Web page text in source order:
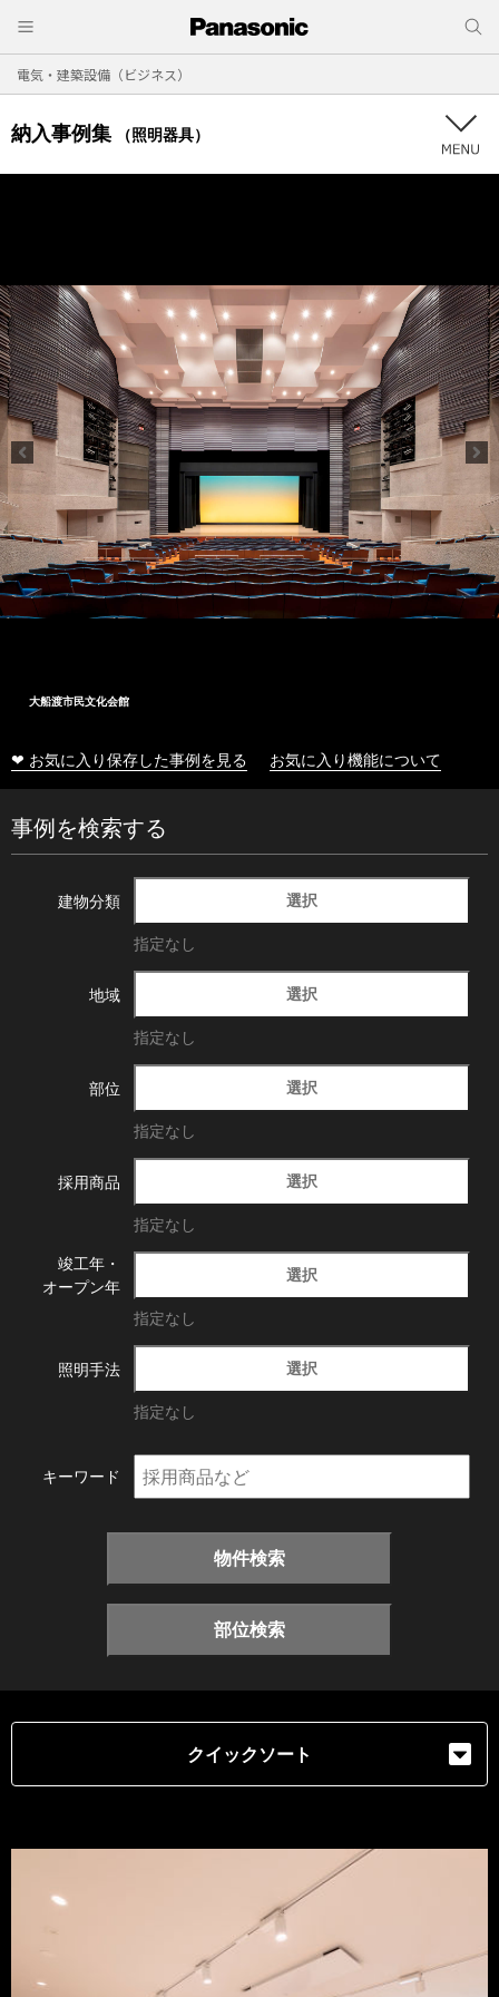
電気・建築設備（ビジネス）
納入事例集 （照明器具）
大船渡市民文化会館
❤ お気に入り保存した事例を見る お気に入り機能について
事例を検索する
建物分類 選択
指定なし
地域 選択
指定なし
部位 選択
指定なし
採用商品 選択
指定なし
竣工年・
オープン年
選択
指定なし
照明手法 選択
指定なし
キーワード
物件検索
部位検索
クイックソート